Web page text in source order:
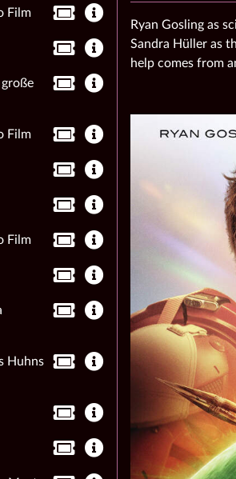
Ryan Gosling as
Sandra Hüller as
help comes from
Film
Film
Film
Huhns